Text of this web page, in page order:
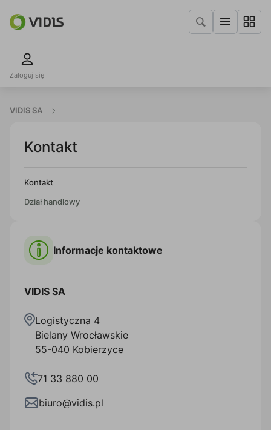
Zaloguj się
VIDIS SA
Kontakt
Kontakt
Dział handlowy
Informacje kontaktowe
VIDIS SA
Logistyczna 4
Bielany Wrocławskie
55-040 Kobierzyce
71 33 880 00
biuro@vidis.pl